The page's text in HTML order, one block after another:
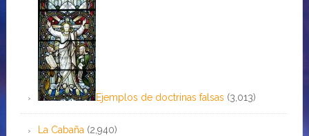
Ejemplos de doctrinas falsas (3,013)
La Cabaña (2,940)